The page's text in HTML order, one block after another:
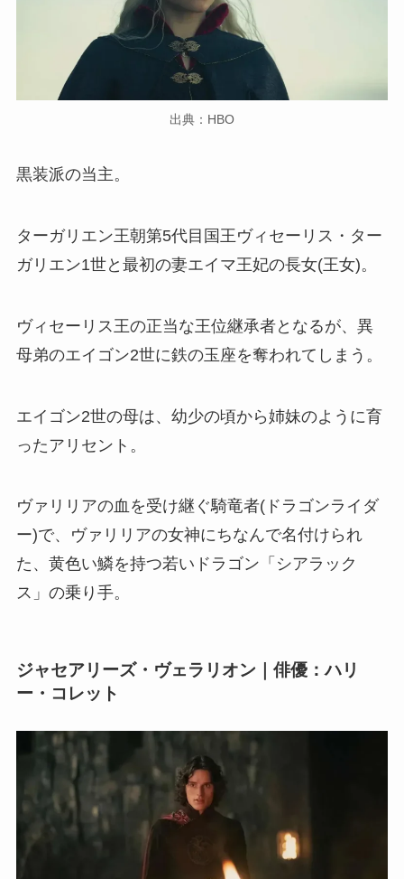
出典：HBO
黒装派の当主。
ターガリエン王朝第5代目国王ヴィセーリス・ター
ガリエン1世と最初の妻エイマ王妃の長女(王女)。
ヴィセーリス王の正当な王位継承者となるが、異
母弟のエイゴン2世に鉄の玉座を奪われてしまう。
エイゴン2世の母は、幼少の頃から姉妹のように育
ったアリセント。
ヴァリリアの血を受け継ぐ騎竜者(ドラゴンライダ
ー)で、ヴァリリアの女神にちなんで名付けられ
た、黄色い鱗を持つ若いドラゴン「シアラック
ス」の乗り手。
ジャセアリーズ・ヴェラリオン｜俳優：ハリ
ー・コレット